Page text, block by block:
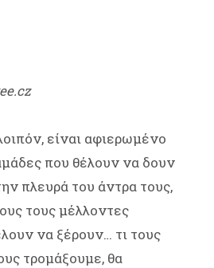
είναι αφιερωμένο
που θέλουν να δουν
πλευρά του άντρα τους,
τους μέλλοντες
να ξέρουν… τι τους
τρομάξουμε, θα